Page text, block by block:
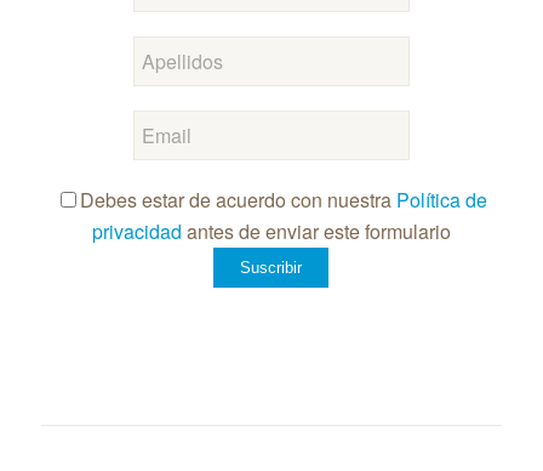
Debes estar de acuerdo con nuestra Política de
privacidad antes de enviar este formulario